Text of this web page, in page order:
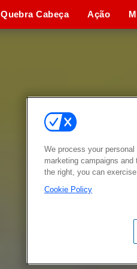
Quebra Cabeça Ação
We process your
marketing campaigns
the right, you can
Cookie Policy